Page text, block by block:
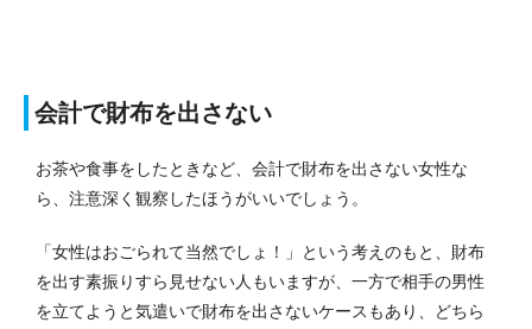
会計で財布を出さない
お茶や食事をしたときなど、会計で財布を出さない女性な
ら、注意深く観察したほうがいいでしょう。
「女性はおごられて当然でしょ！」という考えのもと、財布
を出す素振りすら見せない人もいますが、一方で相手の男性
を立てようと気遣いで財布を出さないケースもあり、どちら